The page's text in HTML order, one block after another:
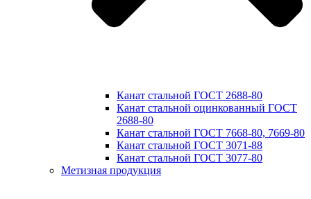
Канат стальной ГОСТ 2688-80
Канат стальной оцинкованный ГОСТ
2688-80
Канат стальной ГОСТ 7668-80, 7669-80
Канат стальной ГОСТ 3071-88
Канат стальной ГОСТ 3077-80
Метизная продукция